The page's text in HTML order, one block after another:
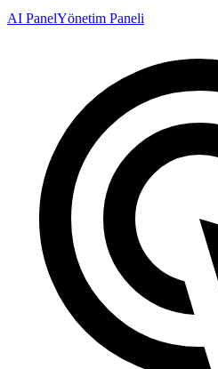
AI PanelYönetim Paneli